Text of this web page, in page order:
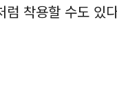
착용할 수도 있